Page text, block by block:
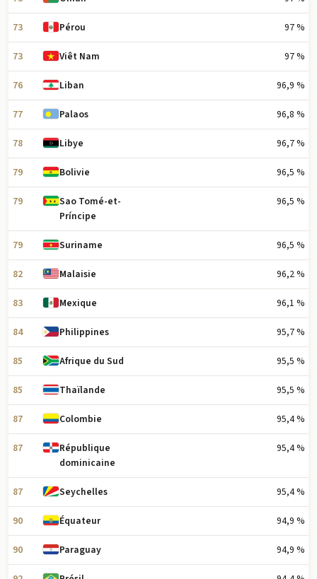
73 Pérou 97 %
73 Viêt Nam 97 %
76 Liban 96,9 %
77 Palaos 96,8 %
78 Libye 96,7 %
79 Bolivie 96,5 %
79
Sao Tomé-et-
Príncipe
96,5 %
79 Suriname 96,5 %
82 Malaisie 96,2 %
83 Mexique 96,1 %
84 Philippines 95,7 %
85 Afrique du Sud 95,5 %
85 Thaïlande 95,5 %
87 Colombie 95,4 %
87
République
dominicaine
95,4 %
87 Seychelles 95,4 %
90 Équateur 94,9 %
90 Paraguay 94,9 %